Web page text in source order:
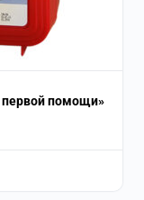
первой помощи»